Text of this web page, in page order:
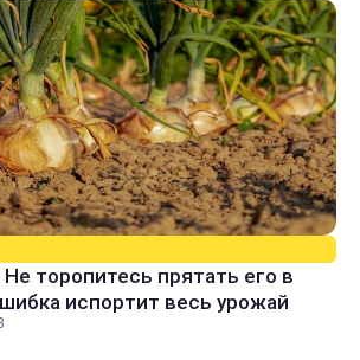
торопитесь прятать его в
испортит весь урожай